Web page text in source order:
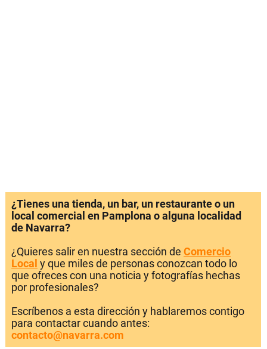
¿Tienes una tienda, un bar, un restaurante o un
local comercial en Pamplona o alguna localidad
de Navarra?
¿Quieres salir en nuestra sección de Comercio
Local y que miles de personas conozcan todo lo
que ofreces con una noticia y fotografías hechas
por profesionales?
Escríbenos a esta dirección y hablaremos contigo
para contactar cuando antes:
contacto@navarra.com